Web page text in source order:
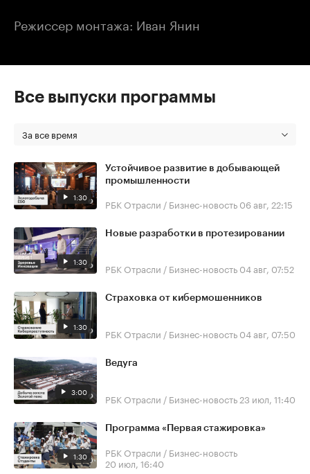
Режиссер монтажа: Иван Янин
Все выпуски программы
За все время
1:30
Устойчивое развитие в добывающей
промышленности
РБК Отрасли / Бизнес-новость 06 авг, 22:15
1:30
Новые разработки в протезировании
РБК Отрасли / Бизнес-новость 04 авг, 07:52
1:30
Страховка от кибермошенников
РБК Отрасли / Бизнес-новость 04 авг, 07:50
3:00
Ведуга
РБК Отрасли / Бизнес-новость 23 июл, 11:40
1:30
Программа «Первая стажировка»
РБК Отрасли / Бизнес-новость
20 июл, 16:40